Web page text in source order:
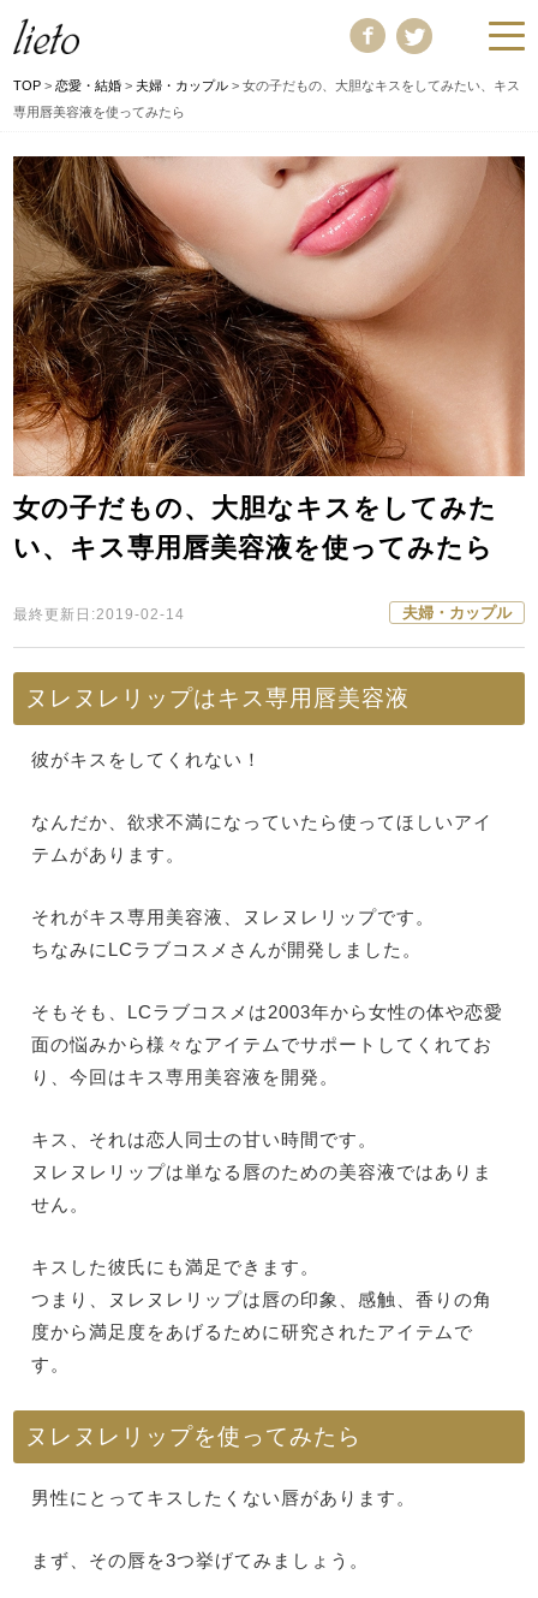
TOP >恋愛・結婚 >夫婦・カップル >女の子だもの、大胆なキスをしてみたい、キス
専用唇美容液を使ってみたら
女の子だもの、大胆なキスをしてみた
い、キス専用唇美容液を使ってみたら
最終更新日:2019-02-14 夫婦・カップル
ヌレヌレリップはキス専用唇美容液
彼がキスをしてくれない！
なんだか、欲求不満になっていたら使ってほしいアイ
テムがあります。
それがキス専用美容液、ヌレヌレリップです。
ちなみにLCラブコスメさんが開発しました。
そもそも、LCラブコスメは2003年から女性の体や恋愛
面の悩みから様々なアイテムでサポートしてくれてお
り、今回はキス専用美容液を開発。
キス、それは恋人同士の甘い時間です。
ヌレヌレリップは単なる唇のための美容液ではありま
せん。
キスした彼氏にも満足できます。
つまり、ヌレヌレリップは唇の印象、感触、香りの角
度から満足度をあげるために研究されたアイテムで
す。
ヌレヌレリップを使ってみたら
男性にとってキスしたくない唇があります。
まず、その唇を3つ挙げてみましょう。